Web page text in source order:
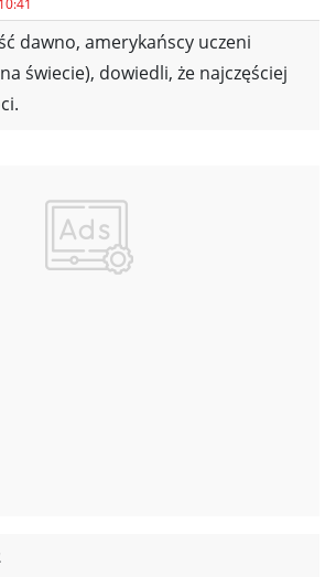
dawno, amerykańscy uczeni
świecie), dowiedli, że najczęściej